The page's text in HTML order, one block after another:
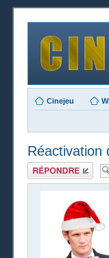
Cinejeu
Réactivation
Publier une
réponse